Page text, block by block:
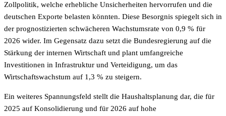
Zollpolitik, welche erhebliche Unsicherheiten hervorrufen und die
deutschen Exporte belasten könnten. Diese Besorgnis spiegelt sich in
der prognostizierten schwächeren Wachstumsrate von 0,9 % für
2026 wider. Im Gegensatz dazu setzt die Bundesregierung auf die
Stärkung der internen Wirtschaft und plant umfangreiche
Investitionen in Infrastruktur und Verteidigung, um das
Wirtschaftswachstum auf 1,3 % zu steigern.
Ein weiteres Spannungsfeld stellt die Haushaltsplanung dar, die für
2025 auf Konsolidierung und für 2026 auf hohe